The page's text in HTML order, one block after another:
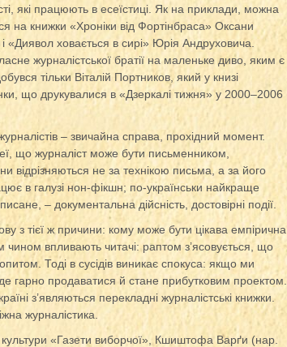
які працюють в есеїстиці. Як на приклади, можна
на книжки «Хроніки від Фортінбраса» Оксани
«Диявол ховається в сирі» Юрія Андруховича.
журналістської братії на маленьке диво, яким є
тільки Віталій Портников, який у книзі
що друкувалися в «Дзеркалі тижня» у 2000–2006
– звичайна справа, прохідний момент.
що журналіст може бути письменником,
відрізняються не за технікою письма, а за його
в галузі нон-фікшн; по-українськи найкраще
– документальна дійсність, достовірні події.
з тієї ж причини: кому може бути цікава емпірична
чином впливають читачі: раптом з’ясовується, що
Тоді в сусідів виникає спокуса: якщо ми
гарно продаватися й стане прибутковим проектом.
з’являються перекладні журналістські книжки.
журналістика.
культури «Газети виборчої», Кшиштофа Варґи (нар.